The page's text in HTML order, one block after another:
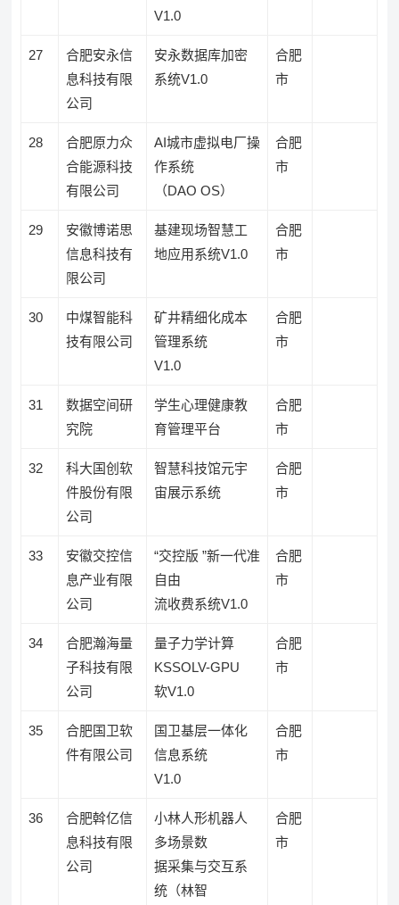
V1.0
27
合肥安永信
息科技有限
公司
安永数据库加密
系统V1.0
合肥
市
28
合肥原力众
合能源科技
有限公司
AI城市虚拟电厂操
作系统
（DAO OS）
合肥
市
29
安徽博诺思
信息科技有
限公司
基建现场智慧工
地应用系统V1.0
合肥
市
30
中煤智能科
技有限公司
矿井精细化成本
管理系统
V1.0
合肥
市
31
数据空间研
究院
学生心理健康教
育管理平台
合肥
市
32
科大国创软
件股份有限
公司
智慧科技馆元宇
宙展示系统
合肥
市
33
安徽交控信
息产业有限
公司
“交控版 ”新一代准
自由
流收费系统V1.0
合肥
市
34
合肥瀚海量
子科技有限
公司
量子力学计算
KSSOLV-GPU
软V1.0
合肥
市
35
合肥国卫软
件有限公司
国卫基层一体化
信息系统
V1.0
合肥
市
36
合肥斡亿信
息科技有限
公司
小林人形机器人
多场景数
据采集与交互系
统（林智
合肥
市